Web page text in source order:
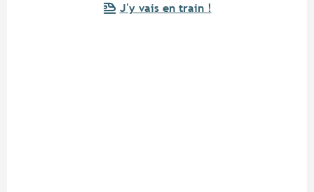
J'y vais en train !